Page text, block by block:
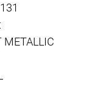
METALLIC